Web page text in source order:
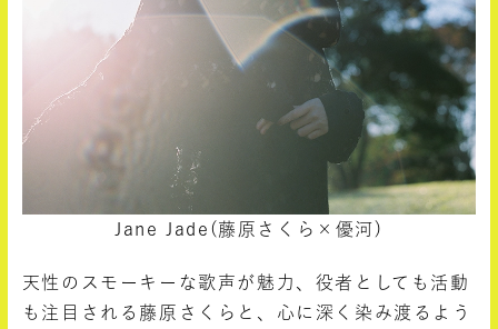
Jane Jade(藤原さくら×優河)
天性のスモーキーな歌声が魅力、役者としても活動
も注目される藤原さくらと、心に深く染み渡るよう